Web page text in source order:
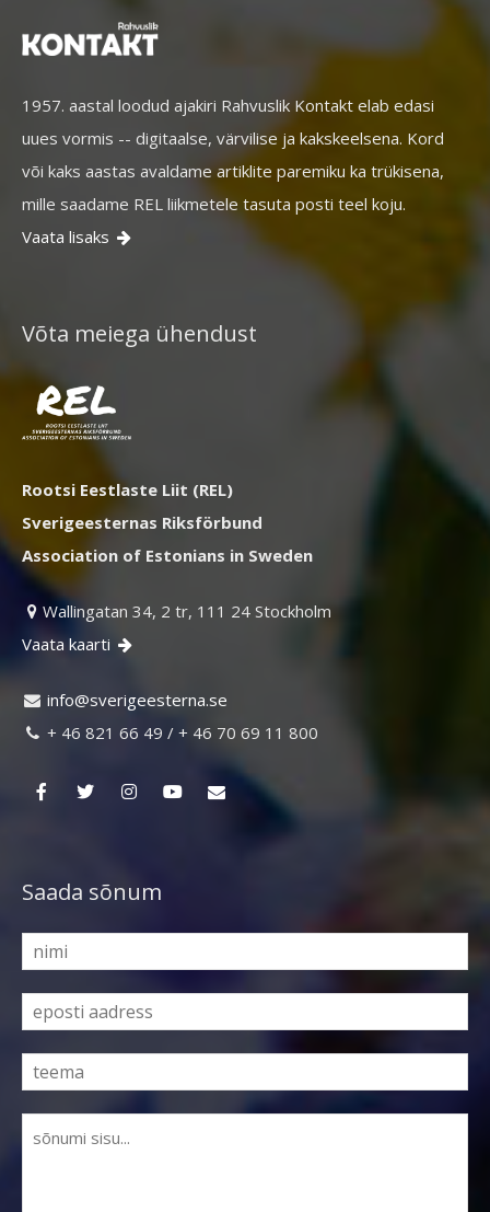
1957. aastal loodud ajakiri Rahvuslik Kontakt elab edasi
uues vormis -- digitaalse, värvilise ja kakskeelsena. Kord
või kaks aastas avaldame artiklite paremiku ka trükisena,
mille saadame REL liikmetele tasuta posti teel koju.
Vaata lisaks 
Võta meiega ühendust
Rootsi Eestlaste Liit (REL)
Sverigeesternas Riksförbund
Association of Estonians in Sweden
 Wallingatan 34, 2 tr, 111 24 Stockholm
Vaata kaarti 
 es.an
retse
egire
vs@of
ni
 + 46 821 66 49 / + 46 70 69 11 800
Saada sõnum